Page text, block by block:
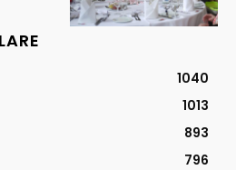
1040
1013
893
796